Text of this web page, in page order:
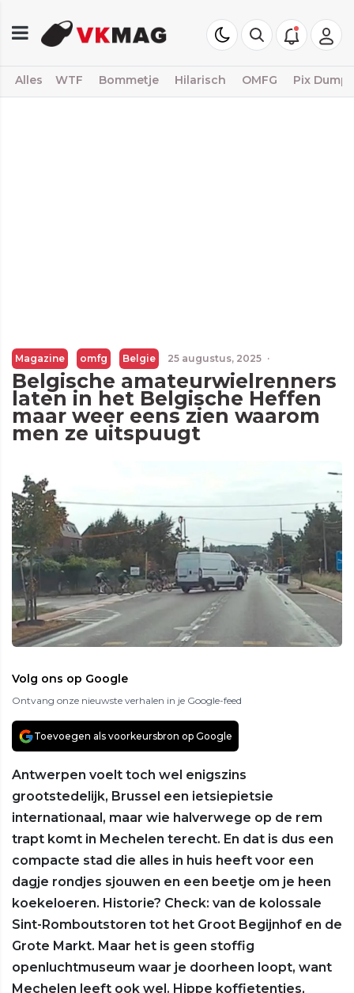
Alles WTF Bommetje Hilarisch OMFG Pix Dump
Magazine omfg Belgie 25 augustus, 2025 ·
Belgische amateurwielrenners
laten in het Belgische Heffen
maar weer eens zien waarom
men ze uitspuugt
Volg ons op Google
Ontvang onze nieuwste verhalen in je Google-feed
Toevoegen als voorkeursbron op Google
Antwerpen voelt toch wel enigszins
grootstedelijk, Brussel een ietsiepietsie
internationaal, maar wie halverwege op de rem
trapt komt in Mechelen terecht. En dat is dus een
compacte stad die alles in huis heeft voor een
dagje rondjes sjouwen en een beetje om je heen
koekeloeren. Historie? Check: van de kolossale
Sint-Romboutstoren tot het Groot Begijnhof en de
Grote Markt. Maar het is geen stoffig
openluchtmuseum waar je doorheen loopt, want
Mechelen leeft ook wel. Hippe koffietentjes,